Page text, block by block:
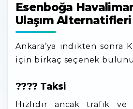
Esenboğa
Ulaşım Alternatifleri
Ankara’ya indikten sonra
için birkaç seçenek
???? Taksi
Hızlıdır ancak trafik ve